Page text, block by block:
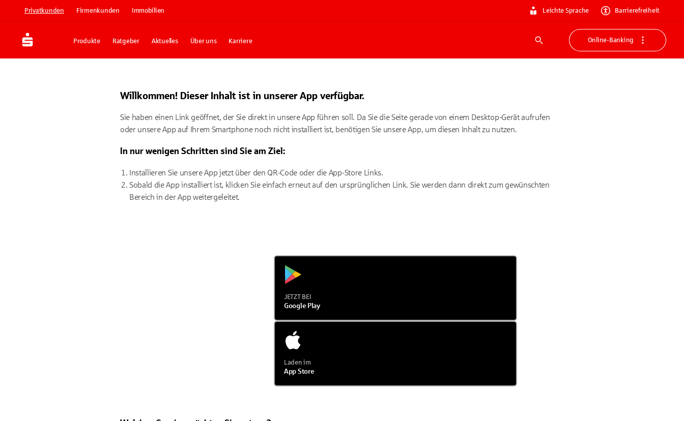
Privatkunden Firmenkunden Immobilien Leichte Sprache Barrierefreiheit
Produkte Ratgeber Aktuelles Über uns Karriere
Suche
Online-Banking
Willkommen! Dieser Inhalt ist in unserer App verfügbar.
Sie haben einen Link geöffnet, der Sie direkt in unsere App führen soll. Da Sie die Seite gerade von einem Desktop-Gerät aufrufen
oder unsere App auf Ihrem Smartphone noch nicht installiert ist, benötigen Sie unsere App, um diesen Inhalt zu nutzen.
In nur wenigen Schritten sind Sie am Ziel:
Installieren Sie unsere App jetzt über den QR-Code oder die App-Store Links.
Sobald die App installiert ist, klicken Sie einfach erneut auf den ursprünglichen Link. Sie werden dann direkt zum gewünschten
Bereich in der App weitergeleitet.
JETZT BEI
Google Play
Laden im
App Store